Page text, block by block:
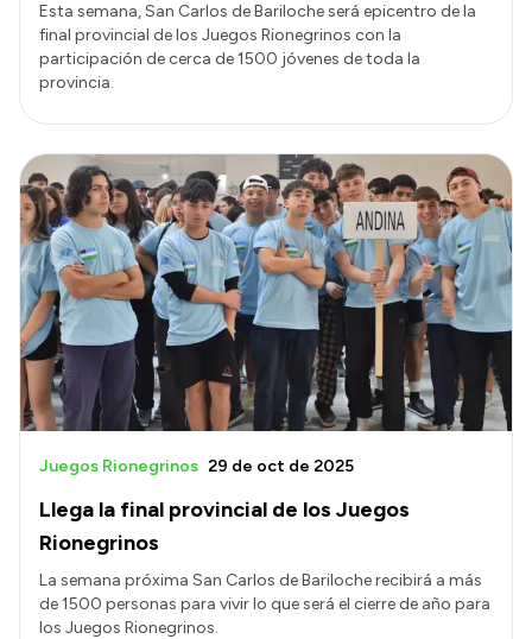
Esta semana, San Carlos de Bariloche será epicentro de la
final provincial de los Juegos Rionegrinos con la
participación de cerca de 1500 jóvenes de toda la
provincia.
Llega la final provincial de los Juegos
Rionegrinos
Juegos Rionegrinos 29 de oct de 2025
La semana próxima San Carlos de Bariloche recibirá a más
de 1500 personas para vivir lo que será el cierre de año para
los Juegos Rionegrinos.